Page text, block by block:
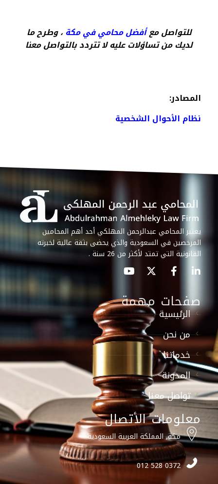
للتواصل معأفضل محامي في مكة ، وطرح ما
لديك من تساؤلات عليه لا تتردد بالتواصل معنا
المصادر:
نظام الأحوال الشخصية
يعتبر المحامي عبدالرحمن المهلكي أحد أهم المحامين
المرخصين في السعودية والذي يحضى بثقة عالية لخبرته
القانونية التي تمتد لأكثر من 26 سنة .
صفحات مهمة
الرئيسية
من نحن
خدماتنا
المدونة
تواصل معنا
معلومات الأتصال
مكة, المملكة العربية السعودية
0372 528 012